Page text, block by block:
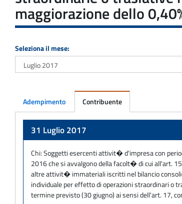
maggiorazione dello
Seleziona il mese:
Adempimento Contribuente
31 Luglio 2017
Chi:Soggetti esercenti attivit� d'impresa con
2016 che si avvalgono della facolt� di cui all'art.
altre attivit� immateriali iscritti nel bilancio
individuale per effetto di operazioni straordinari o
termine previsto (30 giugno) ai sensi dell'art. 17,